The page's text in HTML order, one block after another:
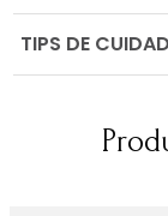
TIPS DE